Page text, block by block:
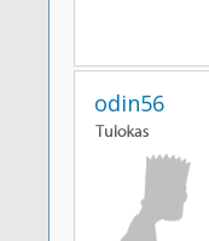
odin56